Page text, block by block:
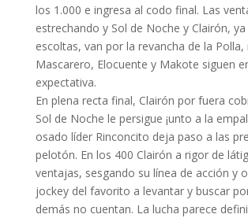
los 1.000 e ingresa al codo final. Las
estrechando y Sol de Noche y Clairón,
escoltas, van por la revancha de la Polla,
Mascarero, Elocuente y Makote siguen
expectativa.
En plena recta final, Clairón por fuera
Sol de Noche le persigue ¡unto a la
osado líder Rinconcito deja paso a las
pelotón. En los 400 Clairón a rigor de
ventajas, sesgando su línea de acción y
jockey del favorito a levantar y buscar
demás no cuentan. La lucha parece